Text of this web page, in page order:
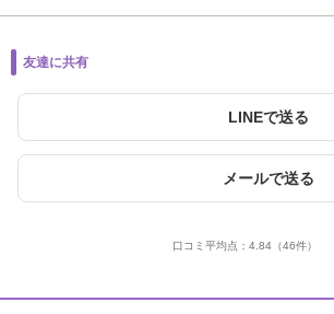
友達に共有
LINEで送る
メールで送る
口コミ平均点： 4.84（46件）